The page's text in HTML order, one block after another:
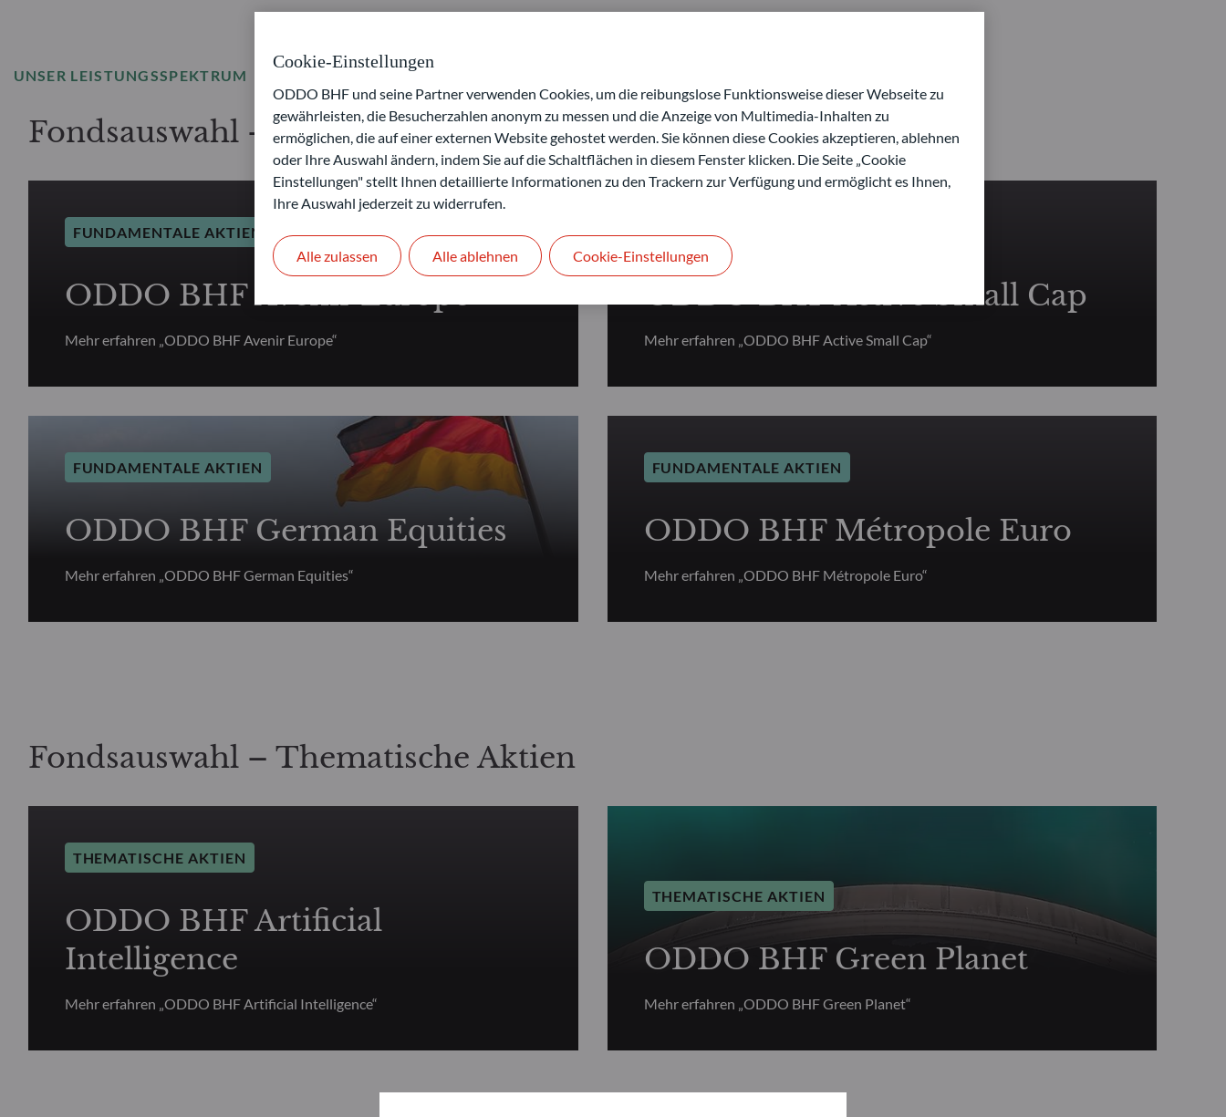
UNSER LEISTUNGSSPEKTRUM
Fondsauswahl – Fundamentale Aktien
FUNDAMENTALE AKTIEN
ODDO BHF Avenir Europe
Mehr erfahren „ODDO BHF Avenir Europe“
FUNDAMENTALE AKTIEN
ODDO BHF Active Small Cap
Mehr erfahren „ODDO BHF Active Small Cap“
FUNDAMENTALE AKTIEN
ODDO BHF German Equities
Mehr erfahren „ODDO BHF German Equities“
FUNDAMENTALE AKTIEN
ODDO BHF Métropole Euro
Mehr erfahren „ODDO BHF Métropole Euro“
Fondsauswahl – Thematische Aktien
THEMATISCHE AKTIEN
ODDO BHF Artificial
Intelligence
Mehr erfahren „ODDO BHF Artificial Intelligence“
THEMATISCHE AKTIEN
ODDO BHF Green Planet
Mehr erfahren „ODDO BHF Green Planet“
Cookie-Einstellungen
ODDO BHF und seine Partner verwenden Cookies, um die reibungslose Funktionsweise dieser Webseite zu
gewährleisten, die Besucherzahlen anonym zu messen und die Anzeige von Multimedia-Inhalten zu
ermöglichen, die auf einer externen Website gehostet werden. Sie können diese Cookies akzeptieren, ablehnen
oder Ihre Auswahl ändern, indem Sie auf die Schaltflächen in diesem Fenster klicken. Die Seite „Cookie
Einstellungen" stellt Ihnen detaillierte Informationen zu den Trackern zur Verfügung und ermöglicht es Ihnen,
Ihre Auswahl jederzeit zu widerrufen.
Alle ablehnen
Alle zulassen Cookie-Einstellungen